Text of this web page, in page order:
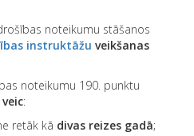
noteikumu stāšanos
instruktāžu veikšanas
noteikumu 190. punktu
veic:
retāk kā divas reizes gadā;